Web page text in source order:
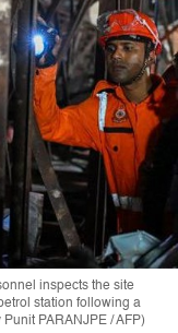
inspects the site
station following a
PARANJPE / AFP)